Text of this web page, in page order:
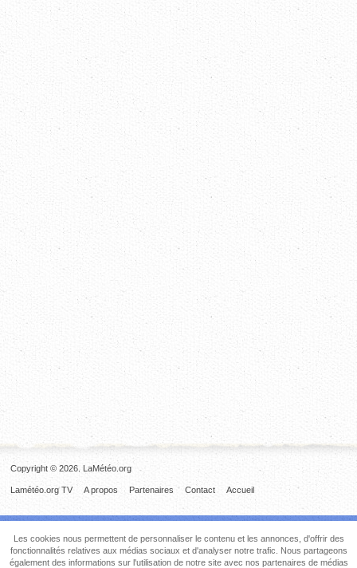
Copyright © 2026. LaMétéo.org
Accueil
Contact
Partenaires
A propos
Lamétéo.org TV
Les cookies nous permettent de personnaliser le contenu et les annonces, d'offrir des
fonctionnalités relatives aux médias sociaux et d'analyser notre trafic. Nous partageons
également des informations sur l'utilisation de notre site avec nos partenaires de médias